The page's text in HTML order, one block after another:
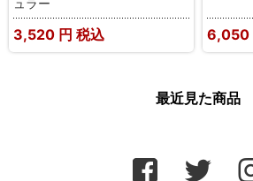
ュラー
3,520 円 税込 6,050
最近見た商品